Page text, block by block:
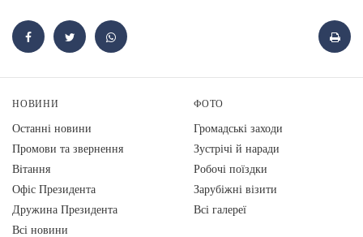
НОВИНИ
Останні новини
Промови та звернення
Вiтання
Офіс Президента
Дружина Президента
Всі новини
ФОТО
Громадські заходи
Зустрічі й наради
Робочі поїздки
Зарубіжні візити
Всі галереї